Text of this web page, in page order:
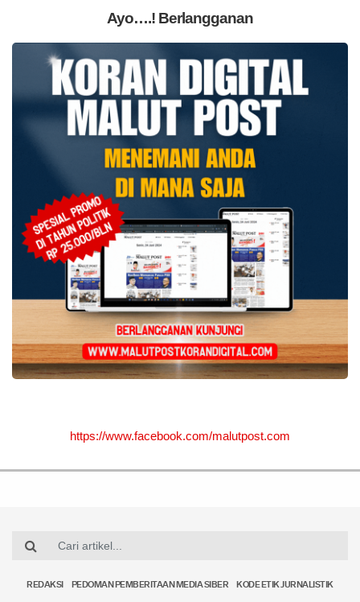
Ayo….! Berlangganan
https://www.facebook.com/malutpost.com
REDAKSI PEDOMAN PEMBERITAAN MEDIA SIBER KODE ETIK JURNALISTIK